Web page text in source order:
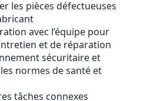
les pièces défectueuses
avec l’équipe pour
et de réparation
sécuritaire et
normes de santé et
tâches connexes